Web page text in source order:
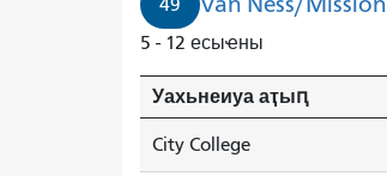
49
5 - 12 есыҽны
Уахьнеиуа аҭыԥ
City College